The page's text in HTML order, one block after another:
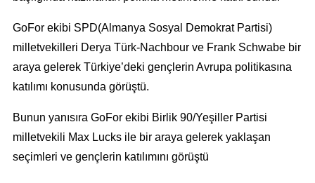
GoFor ekibi SPD(Almanya Sosyal Demokrat Partisi)
milletvekilleri Derya Türk-Nachbour ve Frank Schwabe bir
araya gelerek Türkiye’deki gençlerin Avrupa politikasına
katılımı konusunda görüştü.
Bunun yanısıra GoFor ekibi Birlik 90/Yeşiller Partisi
milletvekili Max Lucks ile bir araya gelerek yaklaşan
seçimleri ve gençlerin katılımını görüştü